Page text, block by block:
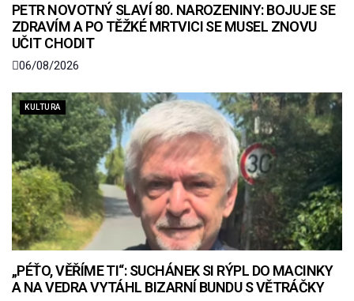
PETR NOVOTNÝ SLAVÍ 80. NAROZENINY: BOJUJE SE
ZDRAVÍM A PO TĚŽKÉ MRTVICI SE MUSEL ZNOVU
UČIT CHODIT
06/08/2026
KULTURA
„PÉŤO, VĚŘÍME TI“: SUCHÁNEK SI RÝPL DO MACINKY
A NA VEDRA VYTÁHL BIZARNÍ BUNDU S VĚTRÁČKY